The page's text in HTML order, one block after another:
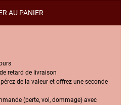
AU PANIER
retard de livraison
de la valeur et offrez une seconde
(perte, vol, dommage) avec